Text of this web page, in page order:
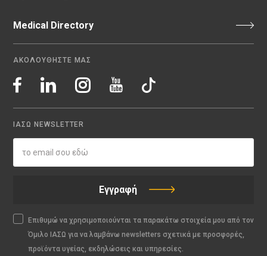
Medical Directory
ΑΚΟΛΟΥΘΗΣΤΕ ΜΑΣ
ΙΑΣΩ NEWSLETTER
Εγγραφή
Επιθυμώ να χρησιμοποιούνται τα παρακάτω στοιχεία μου από τον
Όμιλο ΙΑΣΩ για να λαμβάνω newsletters σχετικά με προσφορές,
προϊόντα υγείας, εκδηλώσεις και υπηρεσίες.